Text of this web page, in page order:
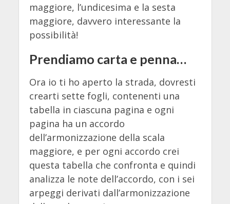
maggiore, l’undicesima e la sesta
maggiore, davvero interessante la
possibilità!
Prendiamo carta e penna…
Ora io ti ho aperto la strada, dovresti
crearti sette fogli, contenenti una
tabella in ciascuna pagina e ogni
pagina ha un accordo
dell’armonizzazione della scala
maggiore, e per ogni accordo crei
questa tabella che confronta e quindi
analizza le note dell’accordo, con i sei
arpeggi derivati dall’armonizzazione